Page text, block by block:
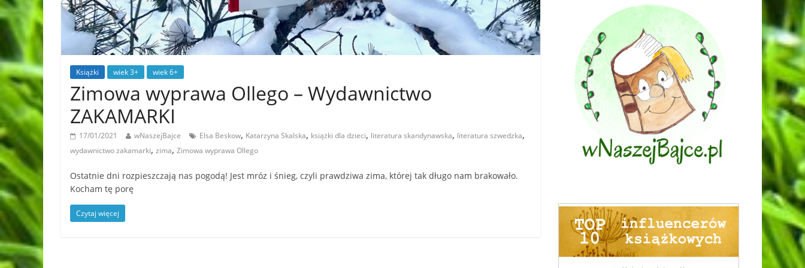
Książki wiek 3+ wiek 6+
Zimowa wyprawa Ollego – Wydawnictwo
ZAKAMARKI
17/01/2021 wNaszejBajce Elsa Beskow, Katarzyna Skalska, książki dla dzieci, literatura skandynawska, literatura szwedzka,
wydawnictwo zakamarki, zima, Zimowa wyprawa Ollego
Ostatnie dni rozpieszczają nas pogodą! Jest mróz i śnieg, czyli prawdziwa zima, której tak długo nam brakowało.
Kocham tę porę
Czytaj więcej